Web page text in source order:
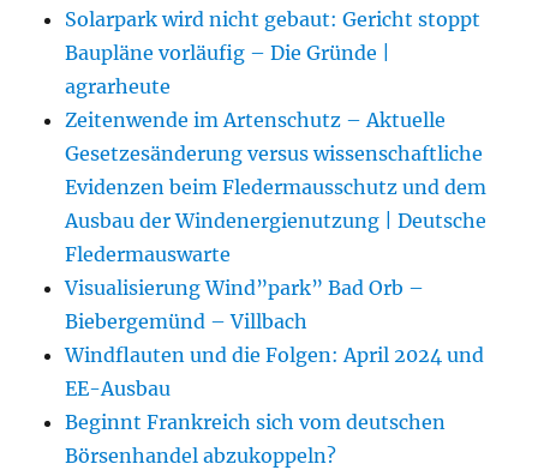
Solarpark wird nicht gebaut: Gericht stoppt
Baupläne vorläufig – Die Gründe |
agrarheute
Zeitenwende im Artenschutz – Aktuelle
Gesetzesänderung versus wissenschaftliche
Evidenzen beim Fledermausschutz und dem
Ausbau der Windenergienutzung | Deutsche
Fledermauswarte
Visualisierung Wind”park” Bad Orb –
Biebergemünd – Villbach
Windflauten und die Folgen: April 2024 und
EE-Ausbau
Beginnt Frankreich sich vom deutschen
Börsenhandel abzukoppeln?